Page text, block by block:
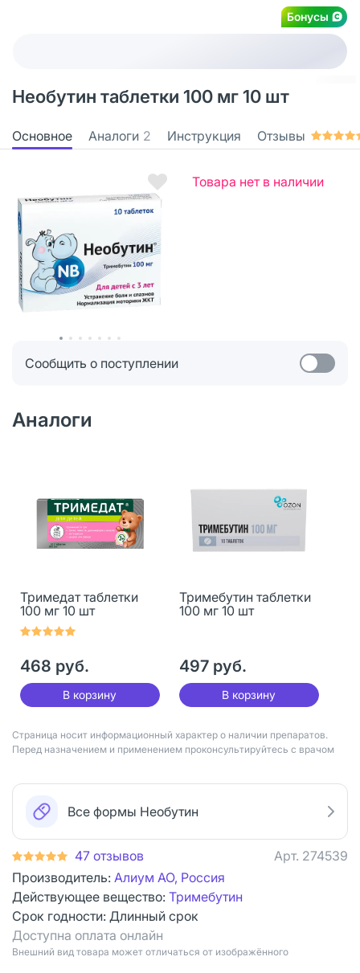
Бонусы
Необутин таблетки 100 мг 10 шт
Основное Аналоги 2 Инструкция Отзывы
Товара нет в наличии
Сообщить о поступлении
Аналоги
Тримедат таблетки
100 мг 10 шт
468 руб.
В корзину
Тримебутин таблетки
100 мг 10 шт
497 руб.
В корзину
Страница носит информационный характер о наличии препаратов.
Перед назначением и применением проконсультируйтесь с врачом
Все формы Необутин
47 отзывов Арт. 274539
Производитель: Алиум АО, Россия
Действующее вещество: Тримебутин
Срок годности: Длинный срок
Доступна оплата онлайн
Bнешний вид товара может отличаться от изображённого